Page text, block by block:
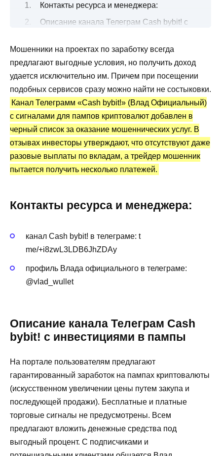
Контакты ресурса и менеджера:
Описание канала Телеграм Cash bybit! с
Сколько можно получить с пампов
крипты?
Канал Телеграм Cash bybit!: статистика и
отзывы
Преимущества и недостатки
Мошенники на проектах по заработку всегда
предлагают выгодные условия, но получить доход
удается исключительно им. Причем при посещении
подобных сервисов сразу можно найти не состыковки.
Канал Телеграмм «Cash bybit!» (Влад Официальный)
с сигналами для пампов криптовалют добавлен в
черный список за оказание мошеннических услуг. В
отзывах инвесторы утверждают, что отсутствуют даже
разовые выплаты по вкладам, а трейдер мошенник
пытается получить несколько платежей.
Контакты ресурса и менеджера:
канал Cash bybit! в телеграме: t
me/+i8zwL3LDB6JhZDAy
профиль Влада официального в телеграме:
@vlad_wullet
Описание канала Телеграм Cash
bybit! с инвестициями в пампы
На портале пользователям предлагают
гарантированный заработок на пампах криптовалюты
(искусственном увеличении цены путем закупа и
последующей продажи). Бесплатные и платные
торговые сигналы не предусмотрены. Всем
предлагают вложить денежные средства под
выгодный процент. С подписчиками и